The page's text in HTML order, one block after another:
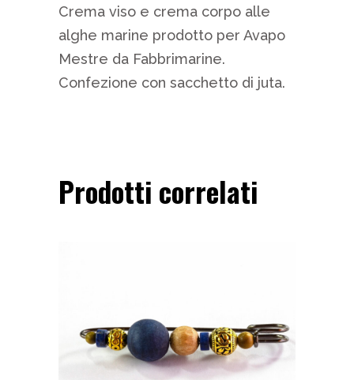
Crema viso e crema corpo alle
alghe marine prodotto per Avapo
Mestre da Fabbrimarine.
Confezione con sacchetto di juta.
Prodotti correlati